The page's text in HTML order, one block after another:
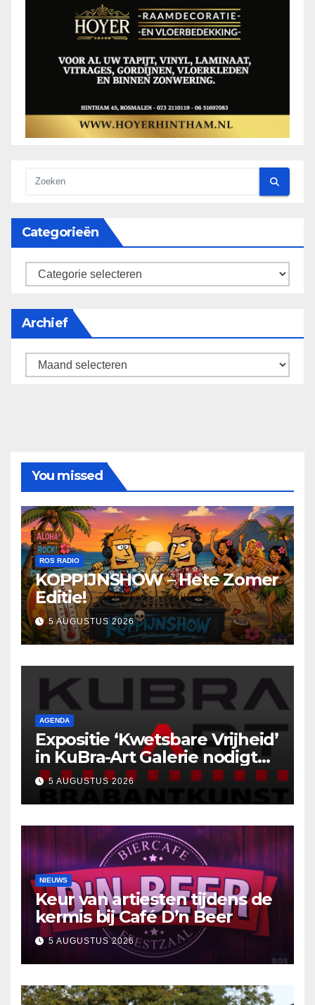
Categorieën
categorieën
Archief
Archief
You missed
ROS RADIO
KOPPIJNSHOW – Hete Zomer
Editie!
5 AUGUSTUS 2026
AGENDA
Expositie ‘Kwetsbare Vrijheid’
in KuBra-Art Galerie nodigt
uit tot ontmoeting en
reflectie
5 AUGUSTUS 2026
NIEUWS
Keur van artiesten tijdens de
kermis bij Café D’n Beer
5 AUGUSTUS 2026